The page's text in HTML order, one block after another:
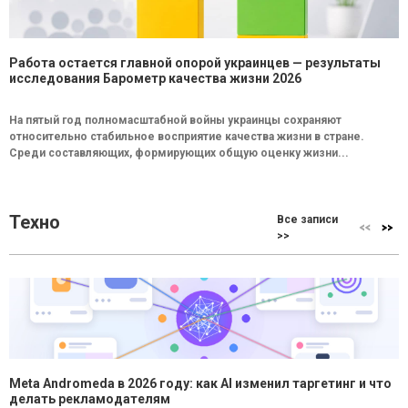
Работа остается главной опорой украинцев — результаты
исследования Барометр качества жизни 2026
На пятый год полномасштабной войны украинцы сохраняют
относительно стабильное восприятие качества жизни в стране.
Среди составляющих, формирующих общую оценку жизни...
Техно
Все записи
>>
Meta Andromeda в 2026 году: как AI изменил таргетинг и что
делать рекламодателям